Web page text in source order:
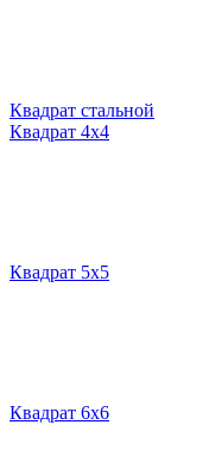
Квадрат стальной
Квадрат 4х4
Квадрат 5х5
Квадрат 6х6